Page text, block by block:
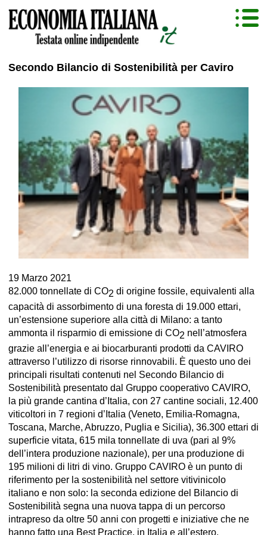
Secondo Bilancio di Sostenibilità per Caviro
19 Marzo 2021
82.000 tonnellate di CO2 di origine fossile, equivalenti alla
capacità di assorbimento di una foresta di 19.000 ettari,
un’estensione superiore alla città di Milano: a tanto
ammonta il risparmio di emissione di CO2 nell’atmosfera
grazie all’energia e ai biocarburanti prodotti da CAVIRO
attraverso l’utilizzo di risorse rinnovabili. È questo uno dei
principali risultati contenuti nel Secondo Bilancio di
Sostenibilità presentato dal Gruppo cooperativo CAVIRO,
la più grande cantina d’Italia, con 27 cantine sociali, 12.400
viticoltori in 7 regioni d’Italia (Veneto, Emilia-Romagna,
Toscana, Marche, Abruzzo, Puglia e Sicilia), 36.300 ettari di
superficie vitata, 615 mila tonnellate di uva (pari al 9%
dell’intera produzione nazionale), per una produzione di
195 milioni di litri di vino. Gruppo CAVIRO è un punto di
riferimento per la sostenibilità nel settore vitivinicolo
italiano e non solo: la seconda edizione del Bilancio di
Sostenibilità segna una nuova tappa di un percorso
intrapreso da oltre 50 anni con progetti e iniziative che ne
hanno fatto una Best Practice, in Italia e all’estero.